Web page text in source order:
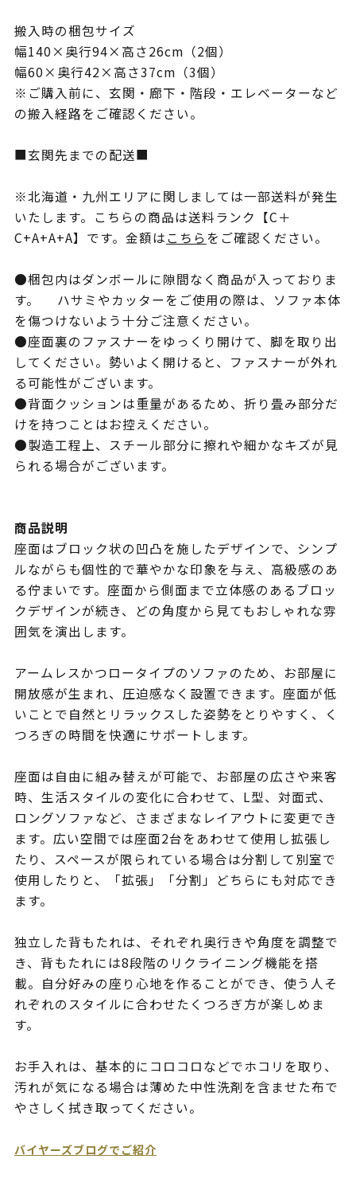
搬入時の梱包サイズ
幅140×奥行94×高さ26cm（2個）
幅60×奥行42×高さ37cm（3個）
※ご購入前に、玄関・廊下・階段・エレベーターなど
の搬入経路をご確認ください。
■玄関先までの配送■
※北海道・九州エリアに関しましては一部送料が発生
いたします。こちらの商品は送料ランク【C＋
C+A+A+A】です。金額はこちらをご確認ください。
●梱包内はダンボールに隙間なく商品が入っておりま
す。 ハサミやカッターをご使用の際は、ソファ本体
を傷つけないよう十分ご注意ください。
●座面裏のファスナーをゆっくり開けて、脚を取り出
してください。勢いよく開けると、ファスナーが外れ
る可能性がございます。
●背面クッションは重量があるため、折り畳み部分だ
けを持つことはお控えください。
●製造工程上、スチール部分に擦れや細かなキズが見
られる場合がございます。
商品説明
座面はブロック状の凹凸を施したデザインで、シンプ
ルながらも個性的で華やかな印象を与え、高級感のあ
る佇まいです。座面から側面まで立体感のあるブロッ
クデザインが続き、どの角度から見てもおしゃれな雰
囲気を演出します。
アームレスかつロータイプのソファのため、お部屋に
開放感が生まれ、圧迫感なく設置できます。座面が低
いことで自然とリラックスした姿勢をとりやすく、く
つろぎの時間を快適にサポートします。
座面は自由に組み替えが可能で、お部屋の広さや来客
時、生活スタイルの変化に合わせて、L型、対面式、
ロングソファなど、さまざまなレイアウトに変更でき
ます。広い空間では座面2台をあわせて使用し拡張し
たり、スペースが限られている場合は分割して別室で
使用したりと、「拡張」「分割」どちらにも対応でき
ます。
独立した背もたれは、それぞれ奥行きや角度を調整で
き、背もたれには8段階のリクライニング機能を搭
載。自分好みの座り心地を作ることができ、使う人そ
れぞれのスタイルに合わせたくつろぎ方が楽しめま
す。
お手入れは、基本的にコロコロなどでホコリを取り、
汚れが気になる場合は薄めた中性洗剤を含ませた布で
やさしく拭き取ってください。
バイヤーズブログでご紹介